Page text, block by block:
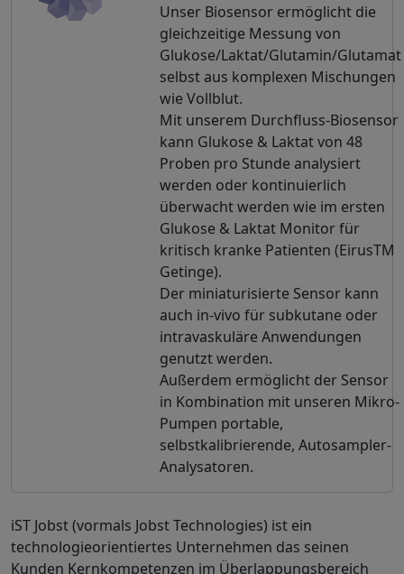
Unser Biosensor ermöglicht die
gleichzeitige Messung von
Glukose/Laktat/Glutamin/Glutamat
selbst aus komplexen Mischungen
wie Vollblut.
Mit unserem Durchfluss-Biosensor
kann Glukose & Laktat von 48
Proben pro Stunde analysiert
werden oder kontinuierlich
überwacht werden wie im ersten
Glukose & Laktat Monitor für
kritisch kranke Patienten (EirusTM
Getinge).
Der miniaturisierte Sensor kann
auch in-vivo für subkutane oder
intravaskuläre Anwendungen
genutzt werden.
Außerdem ermöglicht der Sensor
in Kombination mit unseren Mikro-
Pumpen portable,
selbstkalibrierende, Autosampler-
Analysatoren.
iST Jobst (vormals Jobst Technologies) ist ein
technologieorientiertes Unternehmen das seinen
Kunden Kernkompetenzen im Überlappungsbereich